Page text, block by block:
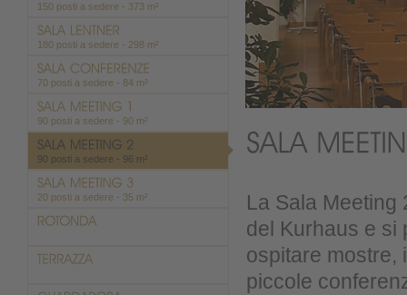
150 posti a sedere - 373 m²
180 posti a sedere - 298 m²
70 posti a sedere - 84 m²
90 posti a sedere - 90 m²
90 posti a sedere - 96 m²
20 posti a sedere - 35 m²
La Sala Meeting
del Kurhaus e si
ospitare mostre,
piccole